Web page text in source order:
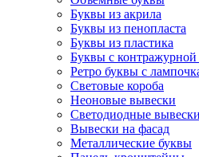
Буквы из акрила
Буквы из пенопласта
Буквы из пластика
Буквы с контражурной
Ретро буквы с
Световые короба
Неоновые вывески
Светодиодные вывески
Вывески на фасад
Металлические буквы